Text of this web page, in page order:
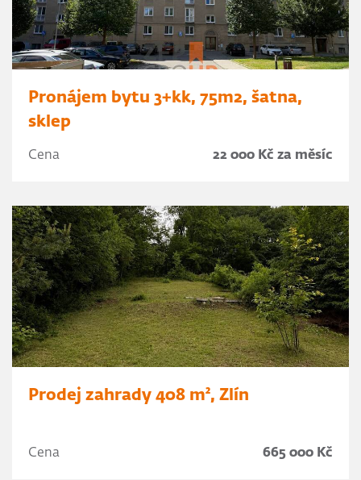
Pronájem bytu 3+kk, 75m2, šatna,
sklep
Cena 22 000 Kč za měsíc
Prodej zahrady 408 m², Zlín
Cena 665 000 Kč